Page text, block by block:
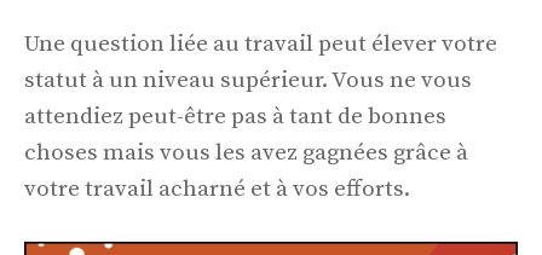
Une question liée au travail peut élever votre
statut à un niveau supérieur. Vous ne vous
attendiez peut-être pas à tant de bonnes
choses mais vous les avez gagnées grâce à
votre travail acharné et à vos efforts.